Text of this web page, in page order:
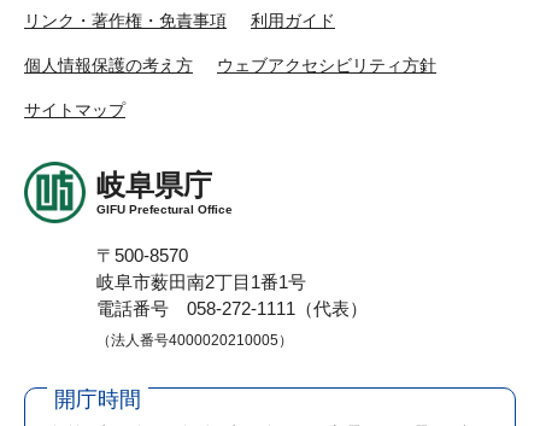
リンク・著作権・免責事項 利用ガイド
個人情報保護の考え方 ウェブアクセシビリティ方針
サイトマップ
岐阜県庁
GIFU Prefectural Office
〒500-8570
岐阜市薮田南2丁目1番1号
電話番号 058-272-1111（代表）
（法人番号4000020210005）
開庁時間